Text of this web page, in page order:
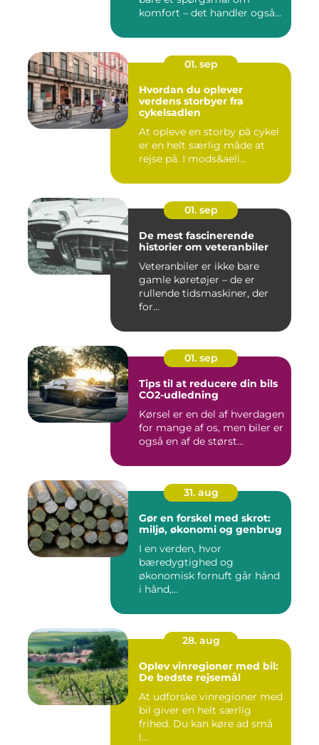
komfort – det handler også...
01. sep
Hvordan du oplever
verdens storbyer fra
cykelsadlen
At opleve en storby på cykel
er en helt særlig måde at
rejse på. I mods&aeli...
01. sep
De mest fascinerende
historier om veteranbiler
Veteranbiler er ikke bare
gamle køretøjer – de er
rullende tidsmaskiner, der
for...
01. sep
Tips til at reducere din bils
CO2-udledning
Kørsel er en del af hverdagen
for mange af os, men biler er
også en af de størst...
31. aug
Gør en forskel med skrot:
miljø, økonomi og genbrug
I en verden, hvor
bæredygtighed og
økonomisk fornuft går hånd
i hånd,...
28. aug
Oplev vinregioner med bil:
De bedste rejsemål
At udforske vinregioner med
bil giver en helt særlig
frihed. Du kan køre ad små
l...